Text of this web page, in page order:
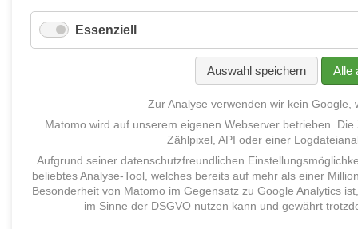
Essenziell
Auswahl speichern Alle
Zur Analyse verwenden wir kein Google,
Matomo wird auf unserem eigenen Webserver betrieben
Die
Zählpixel, API oder einer
Aufgrund seiner datenschutzfreundlichen
beliebtesAnalyse-Tool , welches bereits auf mehr als einer
Besonderheit von Matomo im Gegensatz zu Google Analytics
im Sinne der DSGVO nutzen kann und gewährt